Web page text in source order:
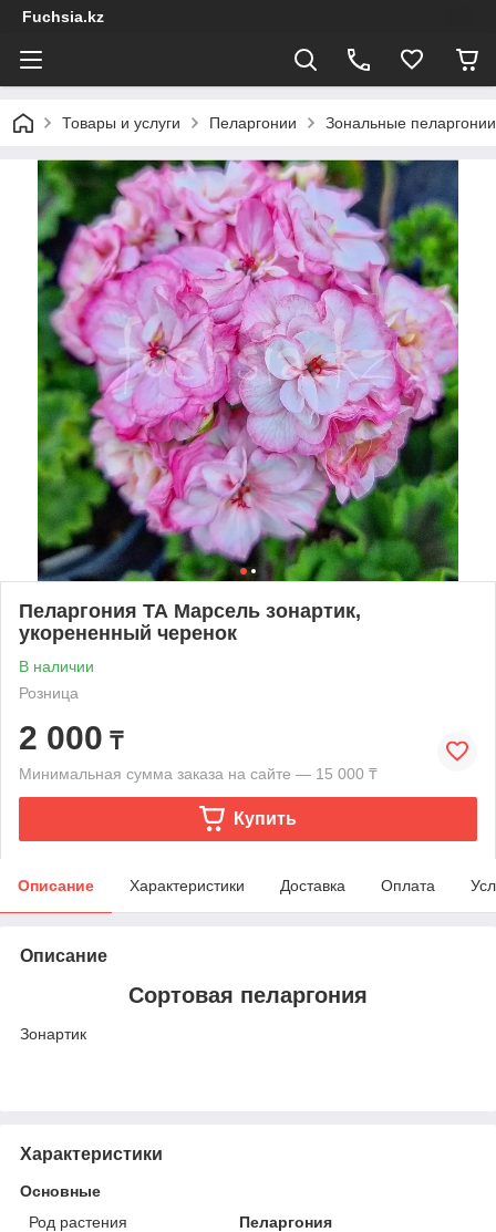
Fuchsia.kz
Товары и услуги Пеларгонии Зональные пеларгонии
Пеларгония ТА Марсель зонартик,
укорененный черенок
В наличии
Розница
2 000 ₸
Минимальная сумма заказа на сайте — 15 000 ₸
Купить
Описание Характеристики Доставка Оплата
Описание
Сортовая пеларгония
Зонартик
Характеристики
Основные
Род растения
Пеларгония